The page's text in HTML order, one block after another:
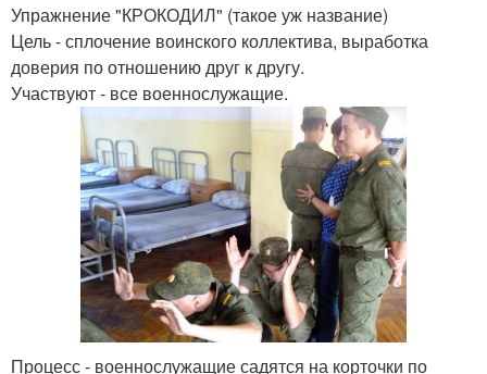
Упражнение "КРОКОДИЛ" (такое уж название)
Цель - сплочение воинского коллектива, выработка
доверия по отношению друг к другу.
Участвуют - все военнослужащие.
Процесс - военнослужащие садятся на корточки по